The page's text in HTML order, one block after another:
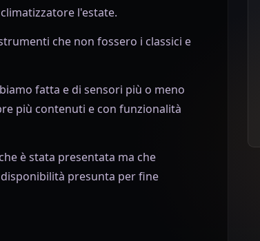
l'estate.
che non fossero i classici e
fatta e di sensori più o meno
più contenuti e con funzionalità
è stata presentata ma che
presunta per fine